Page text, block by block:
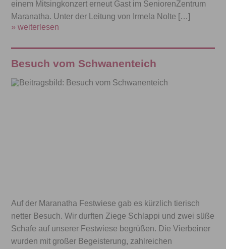
einem Mitsingkonzert erneut Gast im SeniorenZentrum
Maranatha. Unter der Leitung von Irmela Nolte […]
» weiterlesen
Besuch vom Schwanenteich
Auf der Maranatha Festwiese gab es kürzlich tierisch
netter Besuch. Wir durften Ziege Schlappi und zwei süße
Schafe auf unserer Festwiese begrüßen. Die Vierbeiner
wurden mit großer Begeisterung, zahlreichen